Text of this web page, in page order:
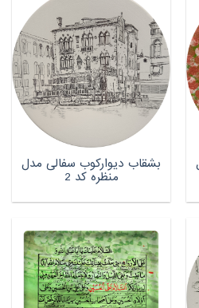
بشقاب دیوارکوب سفالی مدل
منظره کد 2